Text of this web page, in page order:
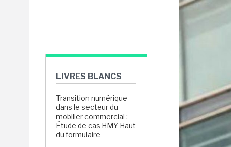
LIVRES BLANCS
Transition numérique
dans le secteur du
mobilier commercial :
Étude de cas HMY Haut
du formulaire